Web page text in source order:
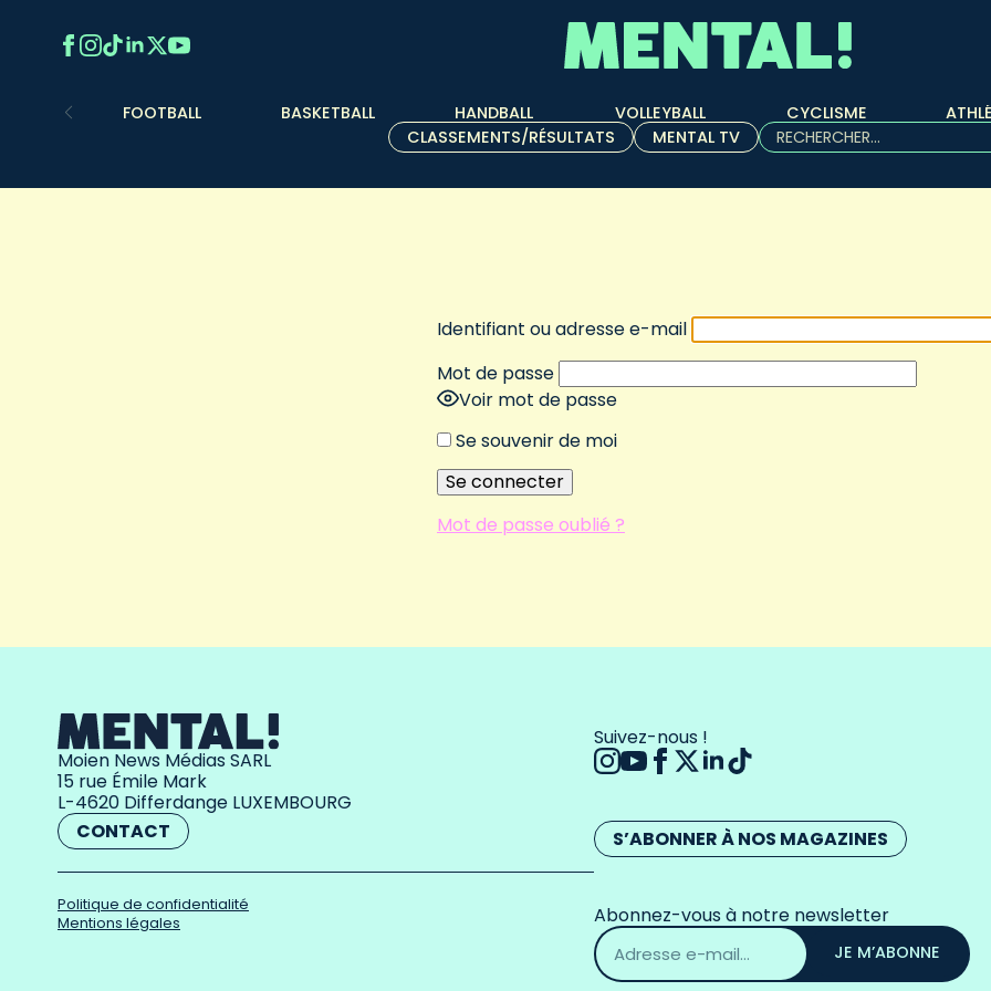
FOOTBALL BASKETBALL HANDBALL VOLLEYBALL CYCLISME
CLASSEMENTS/RÉSULTATS
MENTAL TV
Rechercher :
Identifiant ou adresse e-mail
Mot de passe
Voir mot de passe
Se souvenir de moi
Mot de passe oublié ?
Moien News Médias SARL
15 rue Émile Mark
L-4620 Differdange LUXEMBOURG
CONTACT
Politique de confidentialité
Mentions légales
Suivez-nous !
S’ABONNER À NOS MAGAZINES
Abonnez-vous à notre newsletter
Adresse
email
*
JE M’ABONNE